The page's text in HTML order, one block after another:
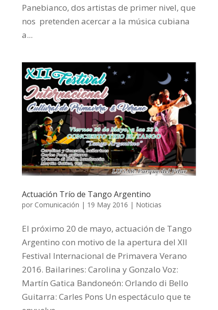
Panebianco, dos artistas de primer nivel, que
nos pretenden acercar a la música cubiana
a...
Actuación Trío de Tango Argentino
por Comunicación | 19 May 2016 | Noticias
El próximo 20 de mayo, actuación de Tango
Argentino con motivo de la apertura del XII
Festival Internacional de Primavera Verano
2016. Bailarines: Carolina y Gonzalo Voz:
Martín Gatica Bandoneón: Orlando di Bello
Guitarra: Carles Pons Un espectáculo que te